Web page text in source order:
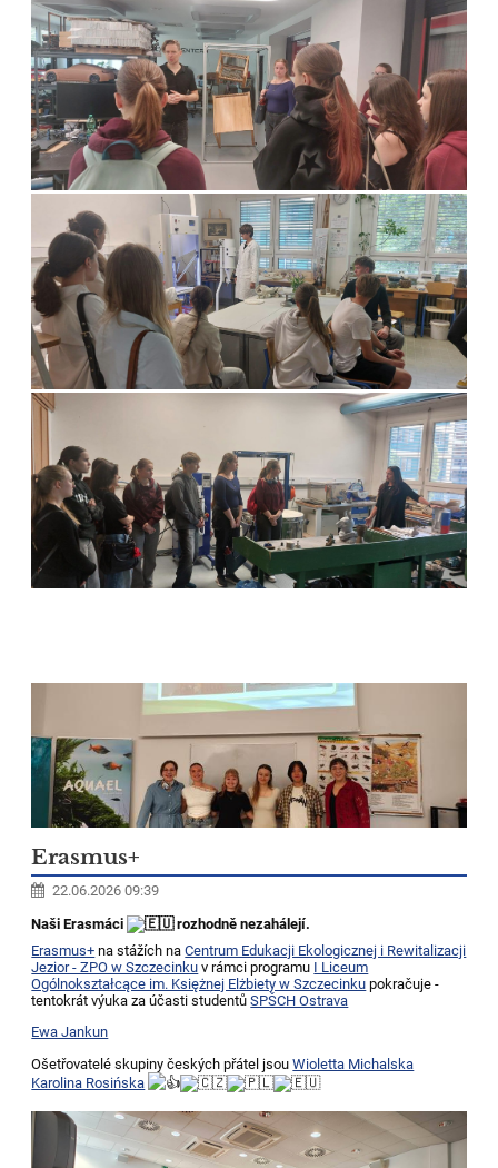
Erasmus+
22.06.2026 09:39
Naši Erasmáci
rozhodně nezahálejí.
Erasmus+ na stážích naCentrum Edukacji Ekologicznej i Rewitalizacji
Jezior - ZPO w Szczecinku v rámci programu I Liceum
Ogólnokształcące im. Księżnej Elżbiety w Szczecinku pokračuje -
tentokrát výuka za účasti studentůSPŠCH Ostrava
Ewa Jankun
Ošetřovatelé skupiny českých přátel jsouWioletta Michalska
Karolina Rosińska